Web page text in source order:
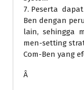
7. Peserta
Ben dengan
lain, sehingga
men-setting
Com-Ben yang
Â